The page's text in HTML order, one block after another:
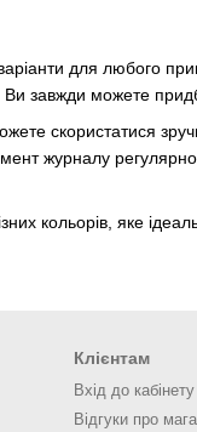
для любого
завжди можете
скористатися
журналу
кольорів, яке
Клієнтам
Вхід до кабінету
Відгуки про